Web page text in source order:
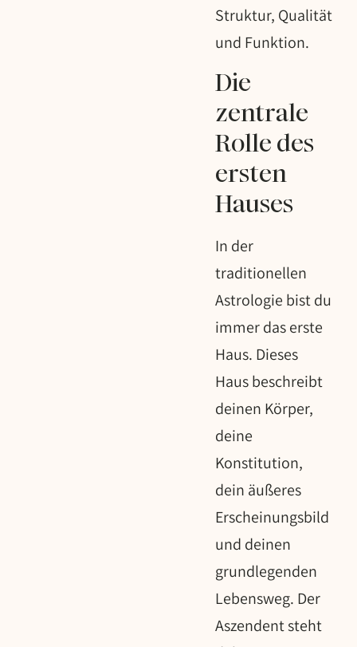
Struktur, Qualität
und Funktion.
Die
zentrale
Rolle des
ersten
Hauses
In der
traditionellen
Astrologie bist du
immer das erste
Haus. Dieses
Haus beschreibt
deinen Körper,
deine
Konstitution,
dein äußeres
Erscheinungsbild
und deinen
grundlegenden
Lebensweg. Der
Aszendent steht